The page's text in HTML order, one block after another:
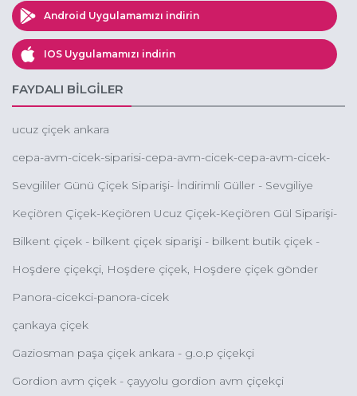
Android Uygulamamızı indirin
IOS Uygulamamızı indirin
FAYDALI BİLGİLER
ucuz çiçek ankara
cepa-avm-cicek-siparisi-cepa-avm-cicek-cepa-avm-cicek-
gonder-cepa-avm-online-cicek-gonder-cepa-avm-
cicekcileri
Sevgililer Günü Çiçek Siparişi- İndirimli Güller - Sevgiliye
Keçiören Çiçek-Keçiören Ucuz Çiçek-Keçiören Gül Siparişi-
Bilkent çiçek - bilkent çiçek siparişi - bilkent butik çiçek -
Hoşdere çiçekçi, Hoşdere çiçek, Hoşdere çiçek gönder
Panora-cicekci-panora-cicek
çankaya çiçek
Gaziosman paşa çiçek ankara - g.o.p çiçekçi
Gordion avm çiçek - çayyolu gordion avm çiçekçi